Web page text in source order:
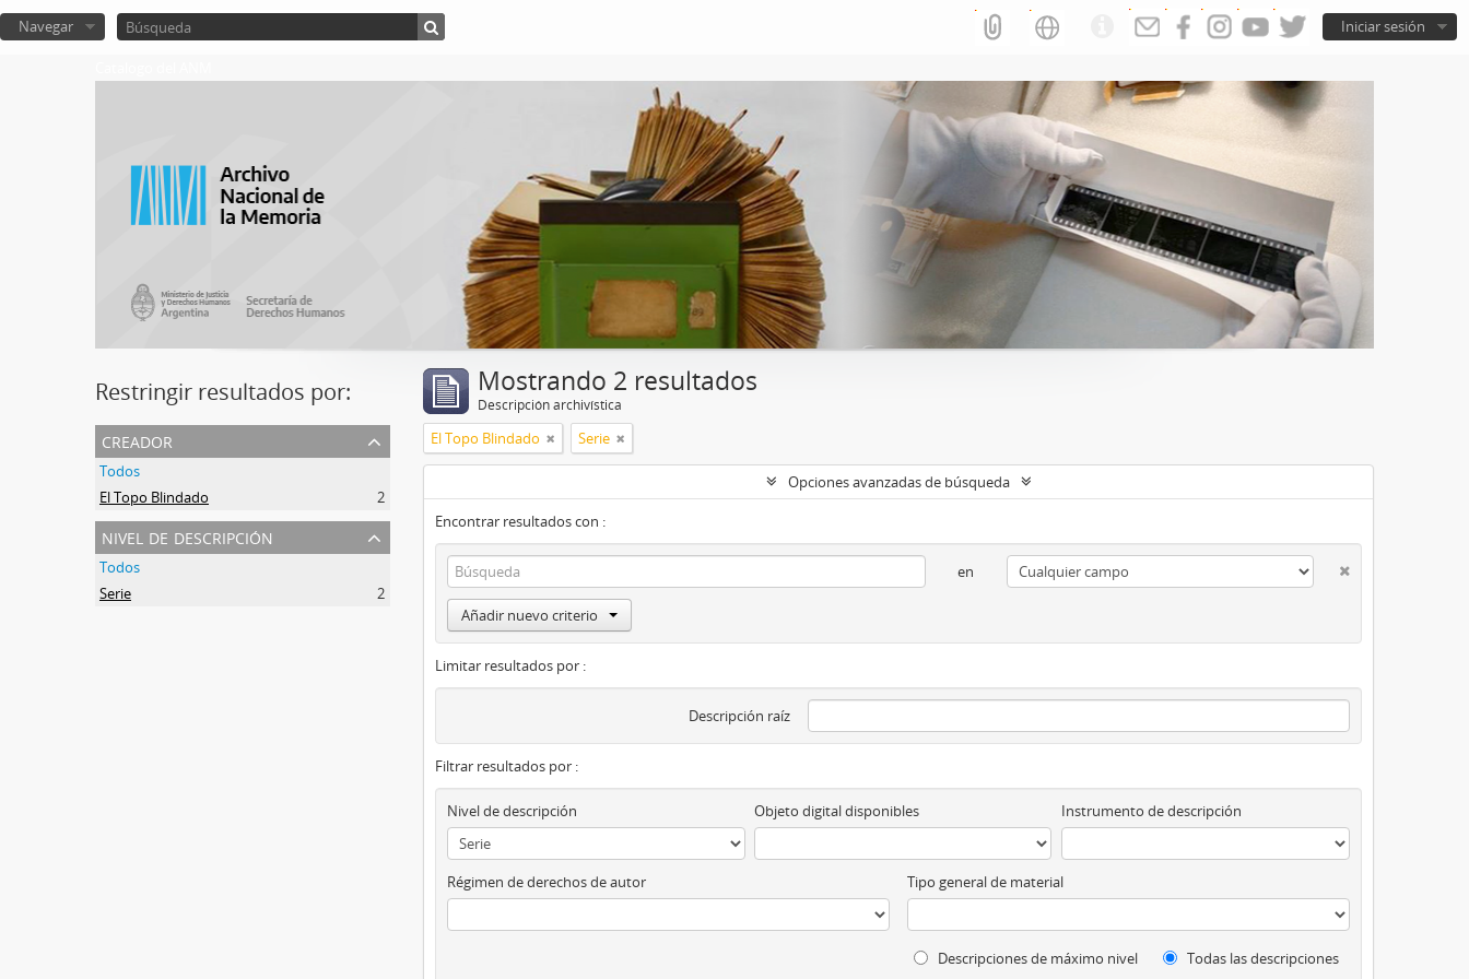
Iniciar sesión
Navegar
Restringir resultados por:
creador
Todos
El Topo Blindado
2
nivel de descripción
Todos
Serie
2
Mostrando 2 resultados
Descripción archivística
El Topo Blindado Serie
Opciones avanzadas de búsqueda
Encontrar resultados con :
en
Añadir nuevo criterio
Limitar resultados por :
Descripción raíz
Filtrar resultados por :
Nivel de descripción Objeto digital disponibles Instrumento de descripción
Régimen de derechos de autor Tipo general de material
Descripciones de máximo nivel Todas las descripciones